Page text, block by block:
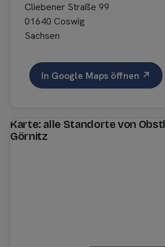
Cliebener Straße 99
01640 Coswig
Sachsen
In Google Maps öffnen ↗
Karte: alle Standorte von
Görnitz